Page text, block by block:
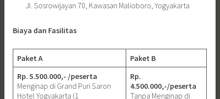
Jl. Sosrowijayan 70, Kawasan Malioboro, Yogyakarta
Biaya dan Fasilitas
Paket A
Paket B
Rp. 5.500.000,- /peserta
Menginap di Grand Puri Saron
Hotel Yogyakarta (1
Rp.
4.500.000,-/peserta
Tanpa Menginap di